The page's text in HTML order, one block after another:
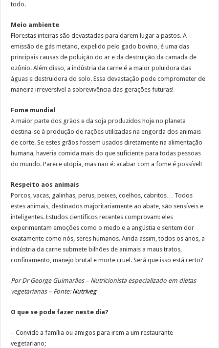
todo.
Meio ambiente
Florestas inteiras são devastadas para darem lugar a pastos. A
emissão de gás metano, expelido pelo gado bovino, é uma das
principais causas de poluição do ar e da destruição da camada de
ozônio. Além disso, a indústria da carne é a maior poluidora das
águas e destruidora do solo. Essa devastação pode comprometer de
maneira irreversível a sobrevivência das gerações futuras!
Fome mundial
A maior parte dos grãos e da soja produzidos hoje no planeta
destina-se à produção de rações utilizadas na engorda dos animais
de corte. Se estes grãos fossem usados diretamente na alimentação
humana, haveria comida mais do que suficiente para todas pessoas
do mundo. Parece utopia, mas não é: acabar com a fome é possível!
Respeito aos animais
Porcos, vacas, galinhas, perus, peixes, coelhos, cabritos… Todos
estes animais, destinados majoritariamente ao abate, são sensíveis e
inteligentes. Estudos científicos recentes comprovam: eles
experimentam emoções como o medo e a angústia e sentem dor
exatamente como nós, seres humanos. Ainda assim, todos os anos, a
indústria da carne submete bilhões de animais a maus tratos,
confinamento, manejo brutal e morte cruel. Será que isso está certo?
Por Dr George Guimarães – Nutricionista especializado em dietas
vegetarianas – Fonte: Nutriveg
O que se pode fazer neste dia?
– Convide a família ou amigos para irem a um restaurante
vegetariano;